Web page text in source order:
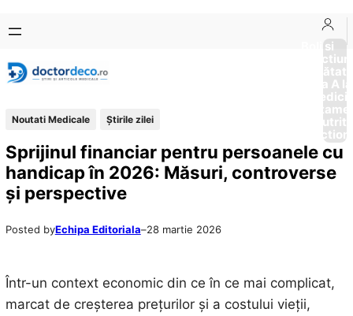
conținut
content
Boli si
Afectiuni
Sănătate
de la A
Noutati Medicale Știrile zilei
Sprijinul financiar pentru persoanele cu
handicap în 2026: Măsuri, controverse
și perspective
Posted byEchipa Editoriala–28 martie 2026
Într-un context economic din ce în ce mai complicat,
marcat de creșterea prețurilor și a costului vieții,